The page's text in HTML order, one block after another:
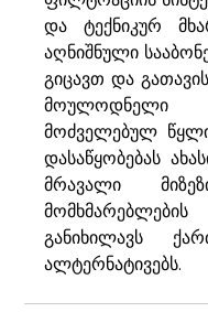
და ტექნიკურ
აღნიშნული
გიცავთ და
მოულოდნელი
მოძველებულ
დასაწყობებას
მრავალი
განიხილავს
ალტერნატივებს.